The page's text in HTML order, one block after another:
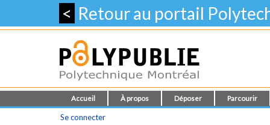
< Retour au portail
Accueil À propos Déposer Parcourir
Se connecter